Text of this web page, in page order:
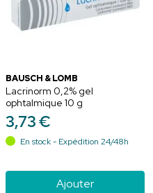
BAUSCH & LOMB
Lacrinorm 0,2% gel
ophtalmique 10 g
3,73€
En stock - Expédition 24/48h
Ajouter